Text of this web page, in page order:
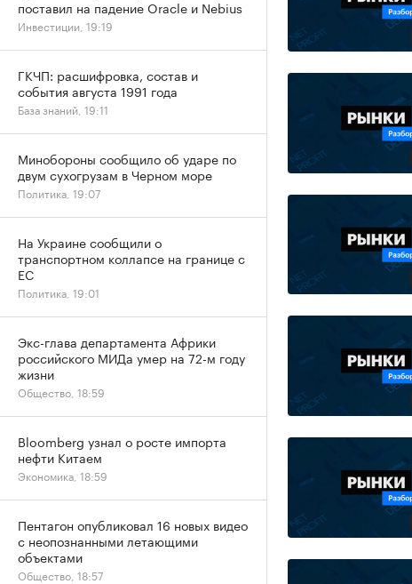
поставил на падение Oracle и Nebius
Инвестиции, 19:19
ГКЧП: расшифровка, состав и
события августа 1991 года
База знаний, 19:11
Минобороны сообщило об ударе по
двум сухогрузам в Черном море
Политика, 19:07
На Украине сообщили о
транспортном коллапсе на границе с
ЕС
Политика, 19:01
Экс-глава департамента Африки
российского МИДа умер на 72-м году
жизни
Общество, 18:59
Bloomberg узнал о росте импорта
нефти Китаем
Экономика, 18:59
Пентагон опубликовал 16 новых видео
с неопознанными летающими
объектами
Общество, 18:57